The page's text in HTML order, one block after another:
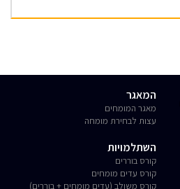
המאגר
מאגר המומחים
עצות לבחירת מומחה
השתלמויות
קורס בוררים
קורס עדים מומחים
קורס משולב (עדים מומחים + בוררים)